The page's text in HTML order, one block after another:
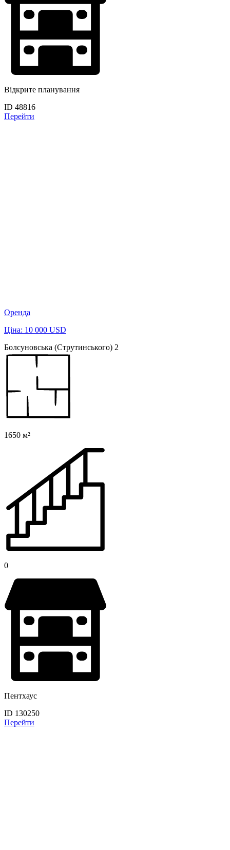
Відкрите планування
ID 48816
Перейти
Оренда
Ціна: 10 000 USD
Болсуновська (Струтинського) 2
1650 м²
0
Пентхаус
ID 130250
Перейти